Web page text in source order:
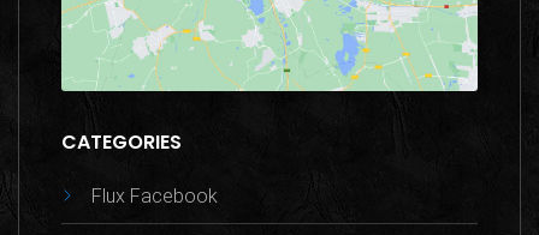
CATEGORIES
Flux Facebook